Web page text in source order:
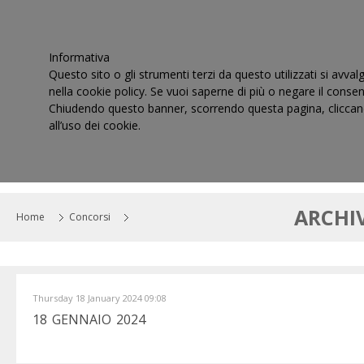
Home Concorsi
Thursday 18 January 2024 09:08
18 GENNAIO 2024
Informativa
Questo sito o gli strumenti terzi da questo utilizzati si
nella cookie policy. Se vuoi saperne di più o negare il
Chiudendo questo banner, scorrendo questa pagina,
all’uso dei cookie.